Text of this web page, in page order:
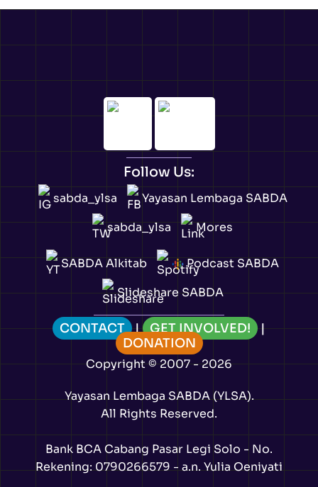
Follow Us:
sabda_ylsa
Yayasan Lembaga SABDA
sabda_ylsa
Mores
SABDA Alkitab
Podcast SABDA
Slideshare SABDA
CONTACT | GET INVOLVED! |
DONATION
Copyright© 2007 -2026
Yayasan Lembaga SABDA (YLSA).
All Rights Reserved.
Bank BCA Cabang Pasar Legi Solo - No.
Rekening: 0790266579 - a.n. Yulia Oeniyati